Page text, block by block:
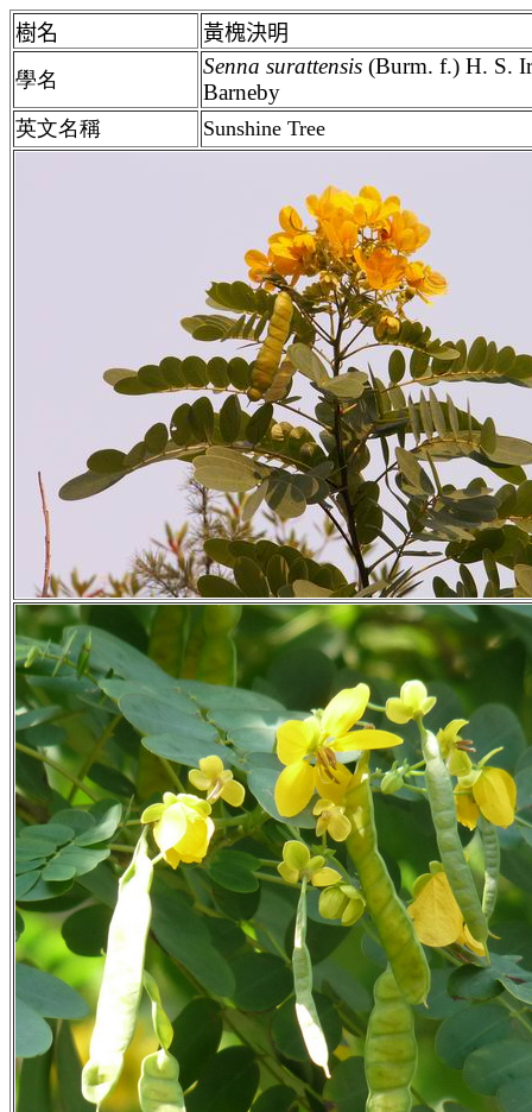
樹名
黃槐決明
學名
Senna surattensis (Burm. f.) H. S.
Barneby
英文名稱 Sunshine Tree